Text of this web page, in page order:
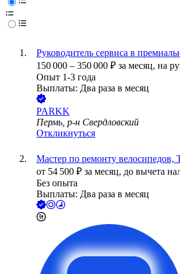
Руководитель сервиса в
150 000 – 350 000 ₽ за месяц, на
Опыт 1-3 года
Выплаты: Два раза в месяц
PARKK
Пермь, р-н Свердловский
Откликнуться
Мастер по ремонту
от 54 500 ₽ за месяц, до вычета
Без опыта
Выплаты: Два раза в месяц